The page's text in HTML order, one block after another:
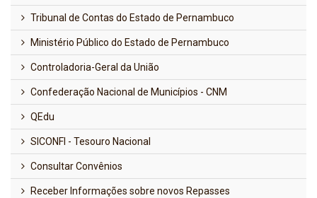
Tribunal de Contas do Estado de Pernambuco
Ministério Público do Estado de Pernambuco
Controladoria-Geral da União
Confederação Nacional de Municípios - CNM
QEdu
SICONFI - Tesouro Nacional
Consultar Convênios
Receber Informações sobre novos Repasses